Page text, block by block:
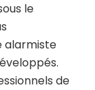
le
alarmiste
de